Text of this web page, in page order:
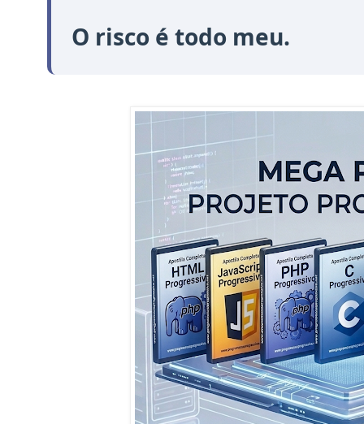
O risco é todo meu.